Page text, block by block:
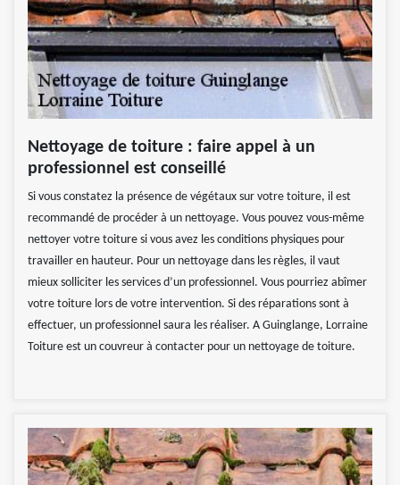
Nettoyage de toiture : faire appel à un
professionnel est conseillé
Si vous constatez la présence de végétaux sur votre toiture, il est
recommandé de procéder à un nettoyage. Vous pouvez vous-même
nettoyer votre toiture si vous avez les conditions physiques pour
travailler en hauteur. Pour un nettoyage dans les règles, il vaut
mieux solliciter les services d’un professionnel. Vous pourriez abîmer
votre toiture lors de votre intervention. Si des réparations sont à
effectuer, un professionnel saura les réaliser. A Guinglange, Lorraine
Toiture est un couvreur à contacter pour un nettoyage de toiture.